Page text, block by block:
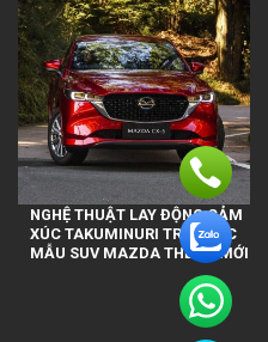
NGHỆ THUẬT LAY ĐỘNG CẢM
XÚC TAKUMINURI TRÊN CÁC
MẪU SUV MAZDA THẾ HỆ MỚI